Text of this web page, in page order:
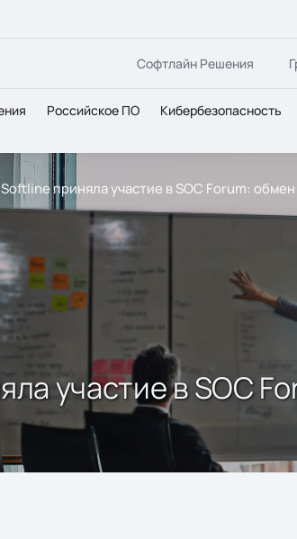
Софтлайн Решения
Российское ПО Кибербезопасность
приняла участие в SOC Forum:
участие в SOC